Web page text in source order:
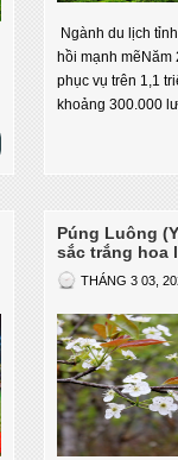
Ngành du lịch
hồi mạnh mẽNăm
phục vụ trên 1,1
khoảng 300.000
Púng Luông
sắc trắng hoa
THÁNG 3 03,